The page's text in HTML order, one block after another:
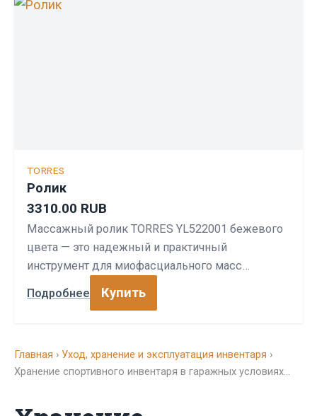
TORRES
Ролик
3310.00 RUB
Массажный ролик TORRES YL522001 бежевого
цвета — это надежный и практичный
инструмент для миофасциального масс…
Подробнее Купить
Главная › Уход, хранение и эксплуатация инвентаря ›
Хранение спортивного инвентаря в гаражных условиях…